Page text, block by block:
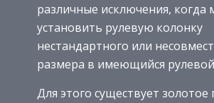
различные исключения, когда
установить рулевую колонку
нестандартного или
размера в имеющийся рулевой
Для этого существует золотое